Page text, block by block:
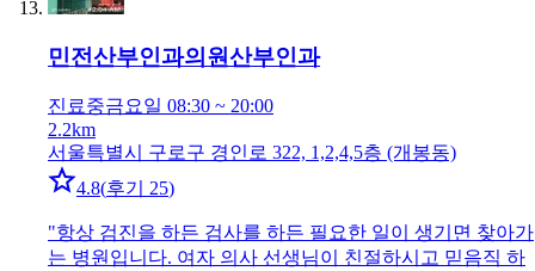
민전산부인과의원산부인과
진료중금요일 08:30 ~ 20:00
2.2km
서울특별시 구로구 경인로 322, 1,2,4,5층 (개봉동)
4.8(후기 25)
"항상 검진을 하든 검사를 하든 필요한 일이 생기면 찾아가
는 병원입니다. 여자 의사 선생님이 친절하시고 믿음직 하